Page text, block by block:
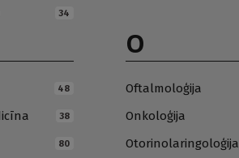
34
48
38
80
O
Oftalmoloģija
Onkoloģija
Otorinolaringoloģija